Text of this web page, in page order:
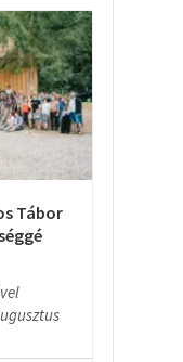
Tábor